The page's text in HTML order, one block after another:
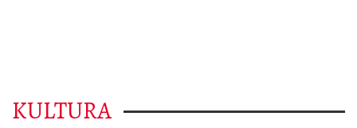
KULTURA